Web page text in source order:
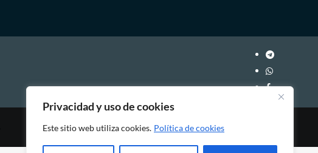
Privacidad y uso de cookies
Este sitio web utiliza cookies. Política de cookies